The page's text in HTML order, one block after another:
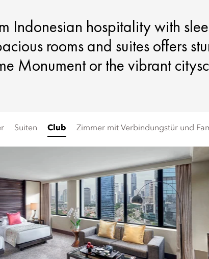
Indonesian hospitality with
rooms and suites offers
Monument or the vibrant
Suiten Club Zimmer mit Verbindungstür und